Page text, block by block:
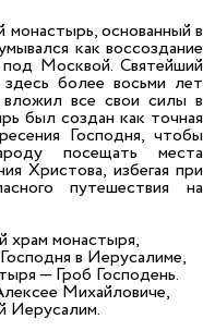
основанный в
как воссоздание
Москвой. Святейший
более восьми лет
все свои силы в
был создан как точная
Господня, чтобы
посещать места
Христова, избегая при
путешествия на
храм монастыря,
в Иерусалиме,
— Гроб Господень.
Михайловиче,
Иерусалим.